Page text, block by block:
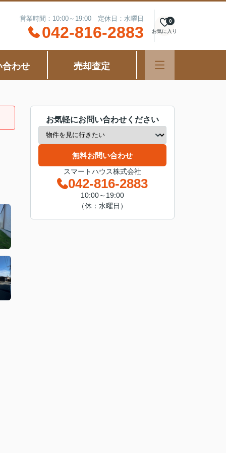
営業時間：10:00～19:00 定休日：水曜日
042-816-2883 お気に入り
0
合わせ 売却査定
お気軽にお問い合わせください
無料お問い合わせ
スマートハウス株式会社
042-816-2883
10:00～19:00
（休：水曜日）